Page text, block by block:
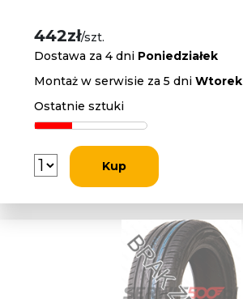
442zł/szt.
Dostawa za 4 dni Poniedziałek
Montaż w serwisie za 5 dniWtorek
Ostatnie sztuki
Kup